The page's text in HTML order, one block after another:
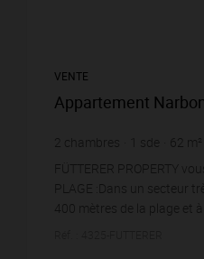
VENTE
Appartement
2 chambres sde 62
4 467,74 € prix / m²
FÜTTERER PROPERTY
PLAGE :Dans un secteur
400 mètres de la plage et